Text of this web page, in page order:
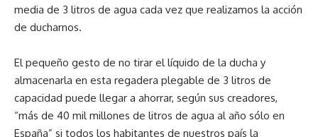
media de 3 litros de agua cada vez que realizamos la acción
de ducharnos.
El pequeño gesto de no tirar el líquido de la ducha y
almacenarla en esta regadera plegable de 3 litros de
capacidad puede llegar a ahorrar, según sus creadores,
“más de 40 mil millones de litros de agua al año sólo en
España” si todos los habitantes de nuestros país la